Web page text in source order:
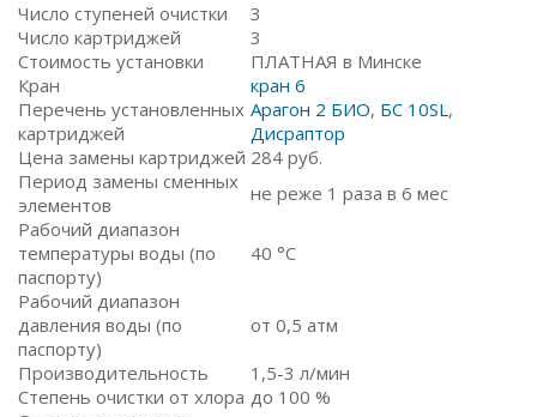
Число ступеней очистки
3
Число картриджей
3
Стоимость установки
ПЛАТНАЯ в Минске
Кран
кран 6
Перечень установленных
картриджей
Арагон 2 БИО, БС 10SL,
Дисраптор
Цена замены картриджей 284 руб.
Период замены сменных
элементов
не реже 1 раза в 6 мес
Рабочий диапазон
температуры воды (по
паспорту)
40 °C
Рабочий диапазон
давления воды (по
паспорту)
от 0,5 атм
Производительность
1,5-3 л/мин
Степень очистки от хлора до 100 %